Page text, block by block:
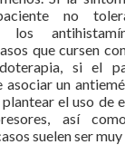
no
los
que cursen
si el
asociar un
el uso de
así
suelen ser muy